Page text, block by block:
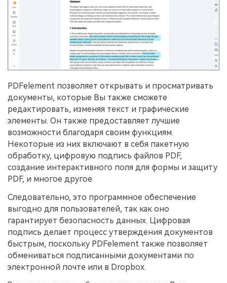
PDFelement позволяет открывать и просматривать
документы, которые Вы также сможете
редактировать, изменяя текст и графические
элементы. Он также предоставляет лучшие
возможности благодаря своим функциям.
Некоторые из них включают в себя пакетную
обработку, цифровую подпись файлов PDF,
создание интерактивного поля для формы и защиту
PDF, и многое другое.
Следовательно, это программное обеспечение
выгодно для пользователей, так как оно
гарантирует безопасность данных. Цифровая
подпись делает процесс утверждения документов
быстрым, поскольку PDFelement также позволяет
обмениваться подписанными документами по
электронной почте или в Dropbox.